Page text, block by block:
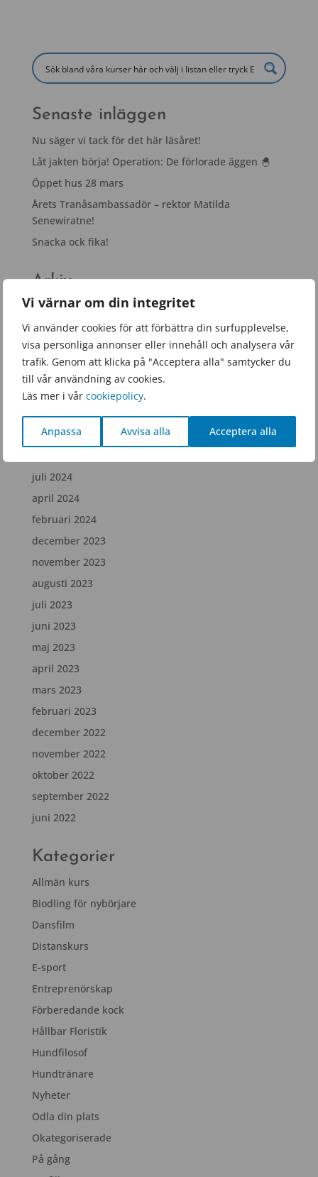
Vi värnar om din integritet
Vi använder cookies för att förbättra din surfupplevelse,
visa personliga annonser eller innehåll och analysera vår
trafik. Genom att klicka på "Acceptera alla" samtycker du
till vår användning av cookies.
Läs mer i vår cookiepolicy.
Anpassa Avvisa alla Acceptera alla
Senaste inläggen
Nu säger vi tack för det här läsåret!
Låt jakten börja! Operation: De förlorade äggen 🐣
Öppet hus 28 mars
Årets Tranåsambassadör – rektor Matilda
Senewiratne!
Snacka ock fika!
Arkiv
juni 2026
mars 2026
januari 2026
september 2025
juni 2025
februari 2025
juli 2024
april 2024
februari 2024
december 2023
november 2023
augusti 2023
juli 2023
juni 2023
maj 2023
april 2023
mars 2023
februari 2023
december 2022
november 2022
oktober 2022
september 2022
juni 2022
Kategorier
Allmän kurs
Biodling för nybörjare
Dansfilm
Distanskurs
E-sport
Entreprenörskap
Förberedande kock
Hållbar Floristik
Hundfilosof
Hundtränare
Nyheter
Odla din plats
Okategoriserade
På gång